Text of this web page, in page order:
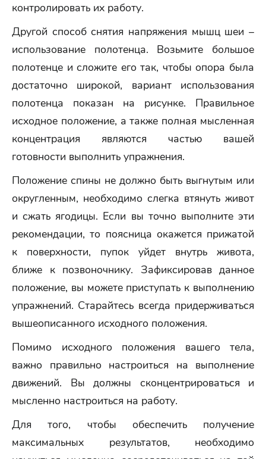
контролировать их работу.
Другой способ снятия напряжения мышц шеи –
использование полотенца. Возьмите большое
полотенце и сложите его так, чтобы опора была
достаточно широкой, вариант использования
полотенца показан на рисунке. Правильное
исходное положение, а также полная мысленная
концентрация являются частью вашей
готовности выполнить упражнения.
Положение спины не должно быть выгнутым или
округленным, необходимо слегка втянуть живот
и сжать ягодицы. Если вы точно выполните эти
рекомендации, то поясница окажется прижатой
к поверхности, пупок уйдет внутрь живота,
ближе к позвоночнику. Зафиксировав данное
положение, вы можете приступать к выполнению
упражнений. Старайтесь всегда придерживаться
вышеописанного исходного положения.
Помимо исходного положения вашего тела,
важно правильно настроиться на выполнение
движений. Вы должны сконцентрироваться и
мысленно настроиться на работу.
Для того, чтобы обеспечить получение
максимальных результатов, необходимо